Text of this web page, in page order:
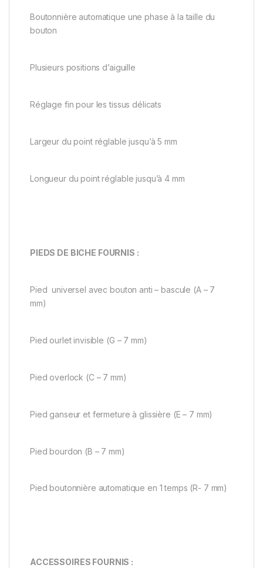
Boutonnière automatique une phase à la taille du
bouton
Plusieurs positions d’aiguille
Réglage fin pour les tissus délicats
Largeur du point réglable jusqu’à 5 mm
Longueur du point réglable jusqu’à 4 mm
PIEDS DE BICHE FOURNIS :
Pied universel avec bouton anti – bascule (A – 7
mm)
Pied ourlet invisible (G – 7 mm)
Pied overlock (C – 7 mm)
Pied ganseur et fermeture à glissière (E – 7 mm)
Pied bourdon (B – 7 mm)
Pied boutonnière automatique en 1 temps (R- 7 mm)
ACCESSOIRES FOURNIS :